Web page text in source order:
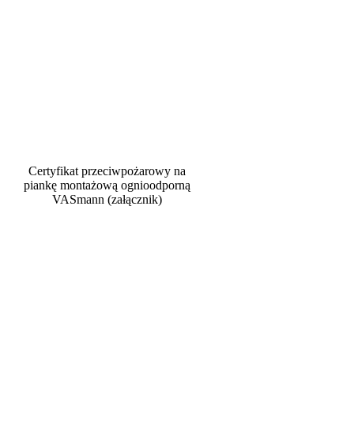
Certyfikat przeciwpożarowy na
piankę montażową ognioodporną
VASmann (załącznik)